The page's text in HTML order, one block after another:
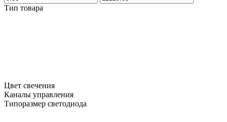
Тип товара
Цвет свечения
Каналы управления
Типоразмер светодиода